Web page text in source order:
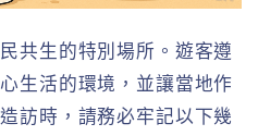
共生的特別場所。遊客遵
生活的環境，並讓當地作
訪時，請務必牢記以下幾